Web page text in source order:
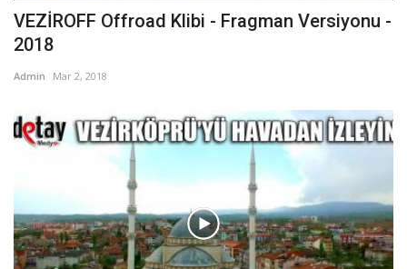
VEZİROFF Offroad Klibi - Fragman Versiyonu -
2018
Admin Mar 2, 2018